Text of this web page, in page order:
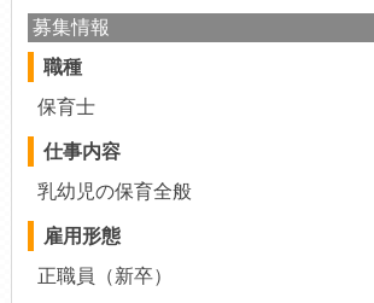
募集情報
職種
保育士
仕事内容
乳幼児の保育全般
雇用形態
正職員（新卒）